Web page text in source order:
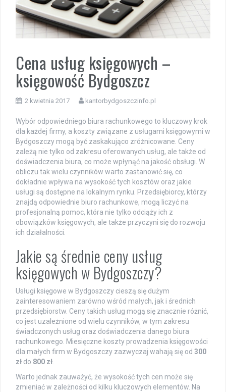
Cena usług księgowych –
księgowość Bydgoszcz
2 kwietnia 2017 kantorbydgoszczinfo.pl
Wybór odpowiedniego biura rachunkowego to kluczowy krok
dla każdej firmy, a koszty związane z usługami księgowymi w
Bydgoszczy mogą być zaskakująco zróżnicowane. Ceny
zależą nie tylko od zakresu oferowanych usług, ale także od
doświadczenia biura, co może wpłynąć na jakość obsługi. W
obliczu tak wielu czynników warto zastanowić się, co
dokładnie wpływa na wysokość tych kosztów oraz jakie
usługi są dostępne na lokalnym rynku. Przedsiębiorcy, którzy
znajdą odpowiednie biuro rachunkowe, mogą liczyć na
profesjonalną pomoc, która nie tylko odciąży ich z
obowiązków księgowych, ale także przyczyni się do rozwoju
ich działalności.
Jakie są średnie ceny usług
księgowych w Bydgoszczy?
Usługi księgowe w Bydgoszczy cieszą się dużym
zainteresowaniem zarówno wśród małych, jak i średnich
przedsiębiorstw. Ceny takich usług mogą się znacznie różnić,
co jest uzależnione od wielu czynników, w tym zakresu
świadczonych usług oraz doświadczenia danego biura
rachunkowego. Miesięczne koszty prowadzenia księgowości
dla małych firm w Bydgoszczy zazwyczaj wahają się od 300
zł do 800 zł
Warto jednak zauważyć, że wysokość tych cen może się
zmieniać w zależności od kilku kluczowych elementów. Na